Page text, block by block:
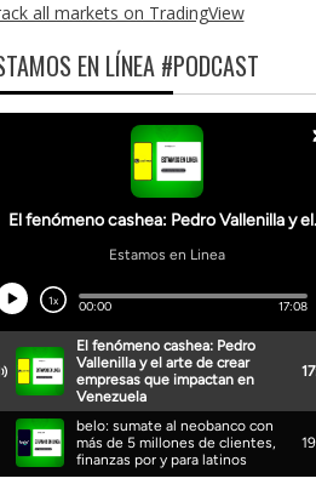
all markets on TradingView
EN LÍNEA #PODCAST